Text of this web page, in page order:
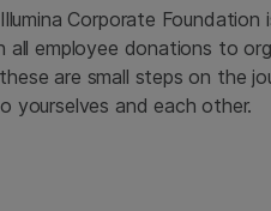
Corporate
employee donations to
are small steps on the
yourselves and each other.